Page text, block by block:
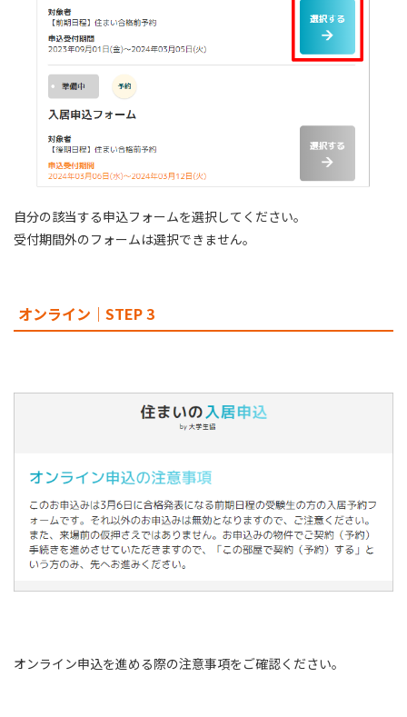
自分の該当する申込フォームを選択してください。
受付期間外のフォームは選択できません。
オンライン｜STEP 3
オンライン申込を進める際の注意事項をご確認ください。